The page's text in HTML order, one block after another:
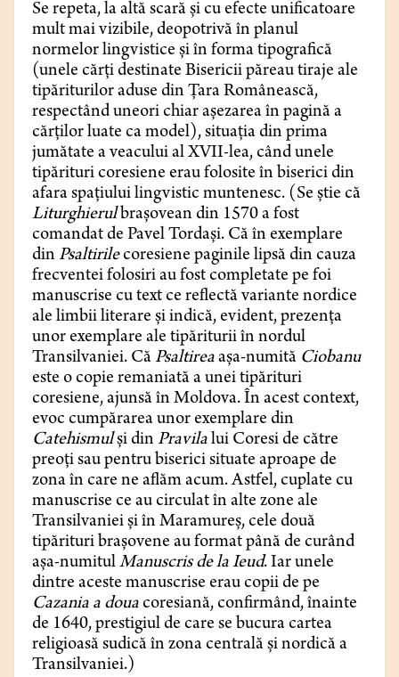
Se repeta, la altă scară și cu efecte unificatoare
mult mai vizibile, deopotrivă în planul
normelor lingvistice și în forma tipografică
(unele cărți destinate Bisericii păreau tiraje ale
tipăriturilor aduse din Țara Românească,
respectând uneori chiar așezarea în pagină a
cărților luate ca model), situația din prima
jumătate a veacului al XVII-lea, când unele
tipărituri coresiene erau folosite în biserici din
afara spațiului lingvistic muntenesc. (Se știe că
Liturghierulbrașovean din 1570 a fost
comandat de Pavel Tordași. Că în exemplare
din Psaltirilecoresiene paginile lipsă din cauza
frecventei folosiri au fost completate pe foi
manuscrise cu text ce reflectă variante nordice
ale limbii literare și indică, evident, prezența
unor exemplare ale tipăriturii în nordul
Transilvaniei. Că Psaltireaașa-numită Ciobanu
este o copie remaniată a unei tipărituri
coresiene, ajunsă în Moldova. În acest context,
evoc cumpărarea unor exemplare din
Catehismulși din Pravilalui Coresi de către
preoți sau pentru biserici situate aproape de
zona în care ne aflăm acum. Astfel, cuplate cu
manuscrise ce au circulat în alte zone ale
Transilvaniei și în Maramureș, cele două
tipărituri brașovene au format până de curând
așa-numitulManuscris de la Ieud. Iar unele
dintre aceste manuscrise erau copii de pe
Cazania a doua coresiană, confirmând, înainte
de 1640, prestigiul de care se bucura cartea
religioasă sudică în zona centrală și nordică a
Transilvaniei.)